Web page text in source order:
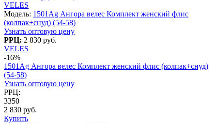
VELES
Модель: 1501Ag Ангора велес Комплект женский флис
(колпак+снуд) (54-58)
Узнать оптовую цену
РРЦ: 2 830 руб.
VELES
-16%
1501Ag Ангора велес Комплект женский флис (колпак+снуд)
(54-58)
Узнать оптовую цену
РРЦ:
3350
2 830 руб.
Купить